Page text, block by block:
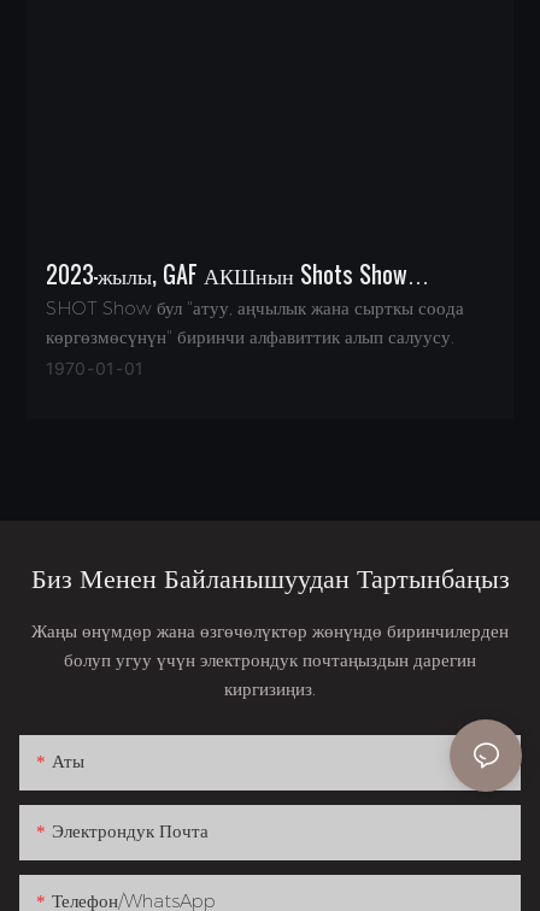
2023-жылы, GAF АКШнын Shots Show
катышкан
SHOT Show бул "атуу, аңчылык жана сырткы соода
көргөзмөсүнүн" биринчи алфавиттик алып салуусу.
1970 01 01
Биз Менен Байланышуудан Тартынбаңыз
Жаңы өнүмдөр жана өзгөчөлүктөр жөнүндө биринчилерден
болуп угуу үчүн электрондук почтаңыздын дарегин
киргизиңиз.
Аты
Электрондук Почта
Телефон/whatsApp